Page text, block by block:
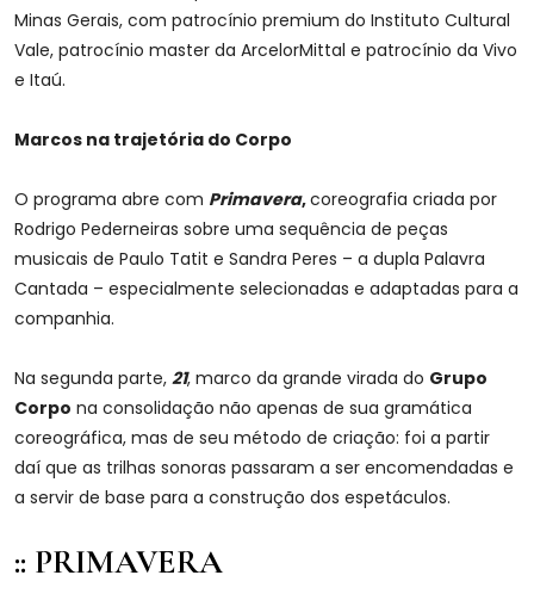
Minas Gerais, com patrocínio premium do Instituto Cultural
Vale, patrocínio master da ArcelorMittal e patrocínio da Vivo
e Itaú.
Marcos na trajetória do Corpo
O programa abre com Primavera,coreografia criada por
Rodrigo Pederneiras sobre uma sequência de peças
musicais de Paulo Tatit e Sandra Peres – a dupla Palavra
Cantada – especialmente selecionadas e adaptadas para a
companhia.
Na segunda parte, 21, marco da grande virada do Grupo
Corpo na consolidação não apenas de sua gramática
coreográfica, mas de seu método de criação: foi a partir
daí que as trilhas sonoras passaram a ser encomendadas e
a servir de base para a construção dos espetáculos.
:: PRIMAVERA